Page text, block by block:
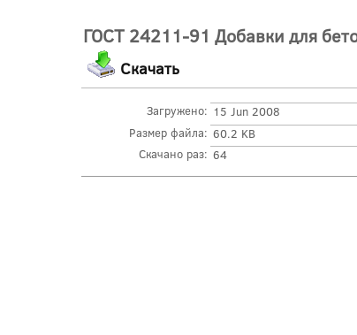
ГОСТ 24211-91 Добавки для
Скачать
Загружено: 15 Jun 2008
Размер файла: 60.2 KB
Скачано раз: 64